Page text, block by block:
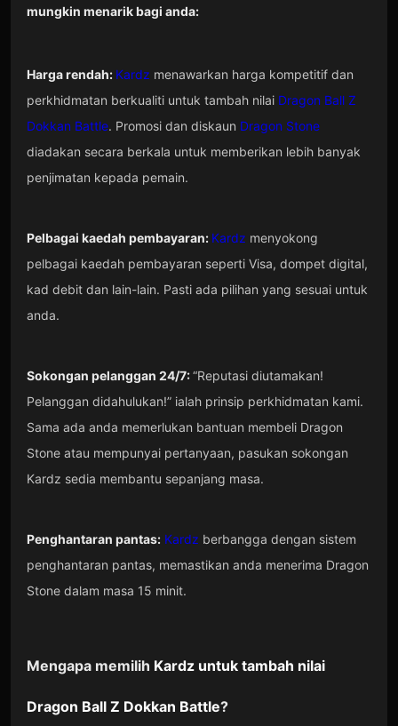
mungkin menarik bagi anda:
Harga rendah: Kardz menawarkan harga kompetitif dan
perkhidmatan berkualiti untuk tambah nilai Dragon Ball Z
Dokkan Battle. Promosi dan diskaun Dragon Stone
diadakan secara berkala untuk memberikan lebih banyak
penjimatan kepada pemain.
Pelbagai kaedah pembayaran: Kardz menyokong
pelbagai kaedah pembayaran seperti Visa, dompet digital,
kad debit dan lain-lain. Pasti ada pilihan yang sesuai untuk
anda.
Sokongan pelanggan 24/7:“Reputasi diutamakan!
Pelanggan didahulukan!” ialah prinsip perkhidmatan kami.
Sama ada anda memerlukan bantuan membeli Dragon
Stone atau mempunyai pertanyaan, pasukan sokongan
Kardz sedia membantu sepanjang masa.
Penghantaran pantas: Kardz berbangga dengan sistem
penghantaran pantas, memastikan anda menerima Dragon
Stone dalam masa 15 minit.
Mengapa memilih Kardzuntuk tambah nilai
Dragon Ball Z Dokkan Battle?